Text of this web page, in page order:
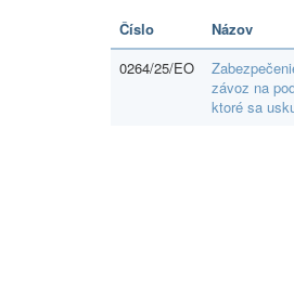
Číslo Názov
0264/25/EO
závoz na
ktoré sa